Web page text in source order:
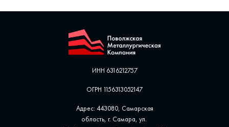
ИНН 6316212757
ОГРН 1156313052147
Адрес: 443080, Самарская
область, г. Самара, ул. ​